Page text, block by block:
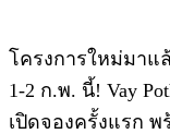
โครงการใหม่มาแ
1-2 ก.พ. นี้! Vay
เปิดจองครั้งแรก